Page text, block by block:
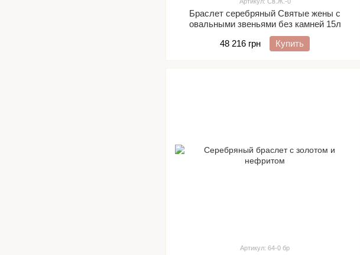
Браслет серебряный Святые жены с
овальными звеньями без камней 15л
48 216 грн
Купить
Артикул: 64-0 бр